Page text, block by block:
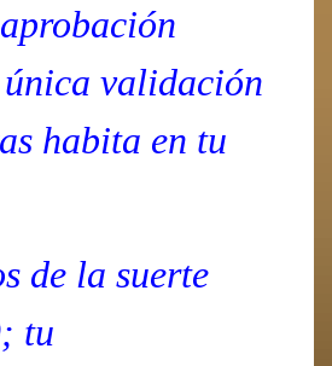
validación
habita en tu
de la suerte
; tu